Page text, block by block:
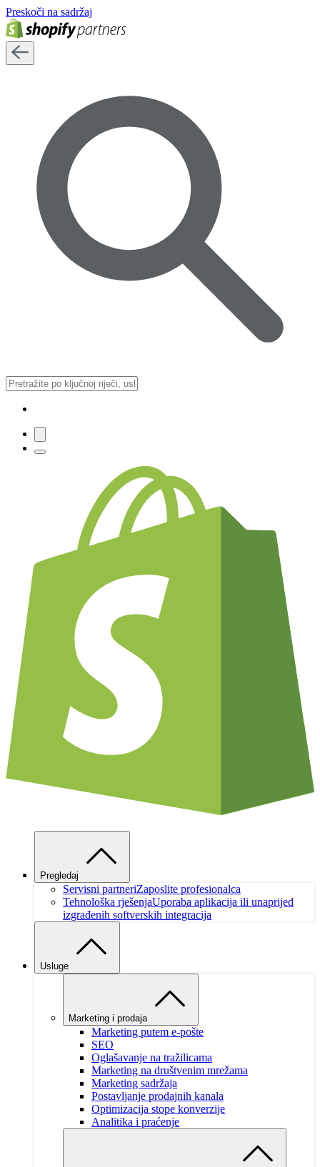
Preskoči na sadržaj
Pregledaj
Servisni partneriZaposlite profesionalca
Tehnološka rješenjaUporaba aplikacija ili unaprijed
izgrađenih softverskih integracija
Usluge
Marketing i prodaja
Marketing putem e-pošte
SEO
Oglašavanje na tražilicama
Marketing na društvenim mrežama
Marketing sadržaja
Postavljanje prodajnih kanala
Optimizacija stope konverzije
Analitika i praćenje